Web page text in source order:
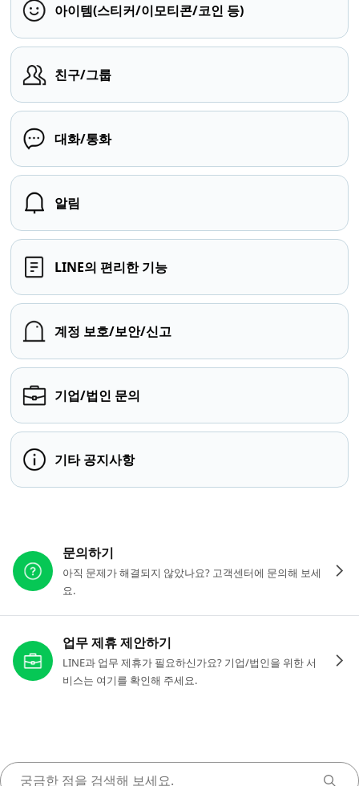
아이템(스티커/이모티콘/코인 등)
친구/그룹
대화/통화
알림
LINE의 편리한 기능
계정 보호/보안/신고
기업/법인 문의
기타 공지사항
문의하기
아직 문제가 해결되지 않았나요? 고객센터에 문의해 보세
요.
업무 제휴 제안하기
LINE과 업무 제휴가 필요하신가요? 기업/법인을 위한 서
비스는 여기를 확인해 주세요.